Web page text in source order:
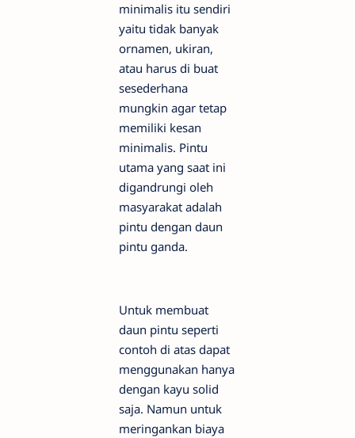
minimalis itu sendiri
yaitu tidak banyak
ornamen, ukiran,
atau harus di buat
sesederhana
mungkin agar tetap
memiliki kesan
minimalis. Pintu
utama yang saat ini
digandrungi oleh
masyarakat adalah
pintu dengan daun
pintu ganda.
Untuk membuat
daun pintu seperti
contoh di atas dapat
menggunakan hanya
dengan kayu solid
saja. Namun untuk
meringankan biaya